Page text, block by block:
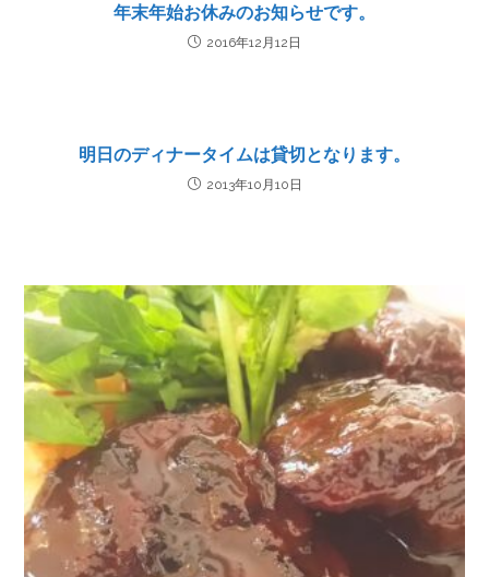
年末年始お休みのお知らせです。
2016年12月12日
明日のディナータイムは貸切となります。
2013年10月10日